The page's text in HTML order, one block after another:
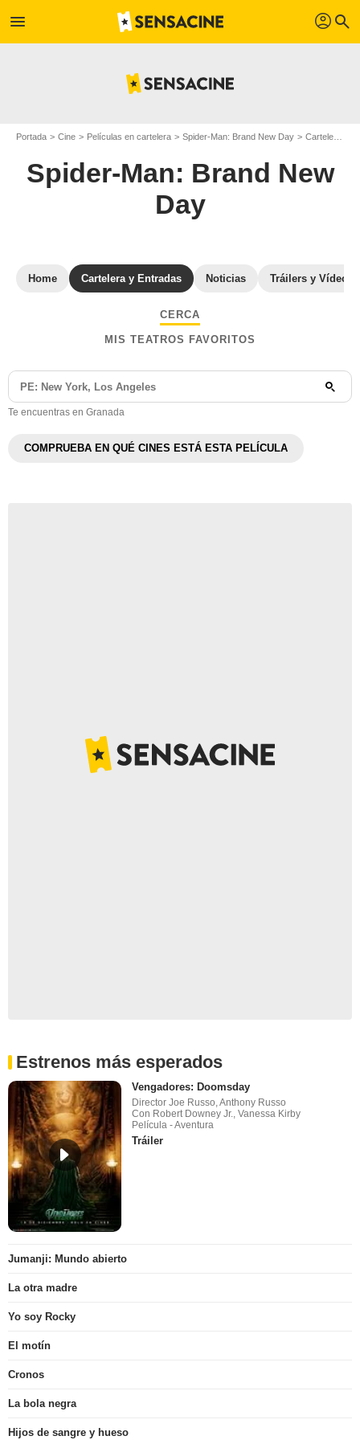
menu profil search
Portada Cine Películas en cartelera Spider-Man: Brand New Day Cartelera de Spider-Man: Brand New Day
Spider-Man: Brand New
Day
Home Cartelera y Entradas Noticias Tráilers y Vídeos
CERCA
MIS TEATROS FAVORITOS
Te encuentras en Granada
COMPRUEBA EN QUÉ CINES ESTÁ ESTA PELÍCULA
Estrenos más esperados
Vengadores: Doomsday
Director Joe Russo, Anthony Russo
Con Robert Downey Jr., Vanessa Kirby
Película - Aventura
Tráiler
Jumanji: Mundo abierto
La otra madre
Yo soy Rocky
El motín
Cronos
La bola negra
Hijos de sangre y hueso